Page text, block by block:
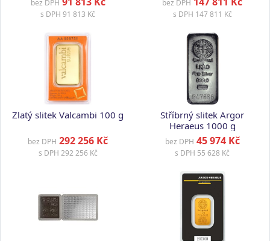
bez DPH
s DPH 91 813 Kč
bez DPH
s DPH 147 811 Kč
Zlatý slitek Valcambi 100 g
bez DPH 292 256 Kč
s DPH 292 256 Kč
Stříbrný slitek Argor
Heraeus 1000 g
bez DPH 45 974 Kč
s DPH 55 628 Kč